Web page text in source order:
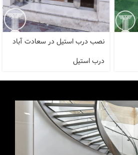
نصب درب استیل در سعادت آباد
درب استیل